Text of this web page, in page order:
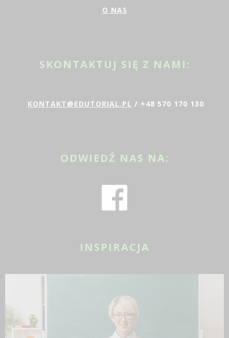
O NAS
SKONTAKTUJ SIĘ Z NAMI:
KONTAKT@EDUTORIAL.PL / +48 570 170 130
ODWIEDŹ NAS NA:
INSPIRACJA